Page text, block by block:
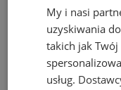
My i nasi
uzyskiwania
takich jak
usług.